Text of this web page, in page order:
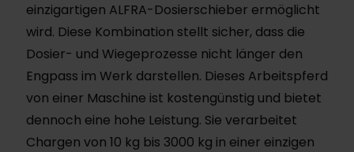
einzigartigen ALFRA-Dosierschieber ermöglicht
wird. Diese Kombination stellt sicher, dass die
Dosier- und Wiegeprozesse nicht länger den
Engpass im Werk darstellen. Dieses Arbeitspferd
von einer Maschine ist kostengünstig und bietet
dennoch eine hohe Leistung. Sie verarbeitet
Chargen von 10 kg bis 3000 kg in einer einzigen